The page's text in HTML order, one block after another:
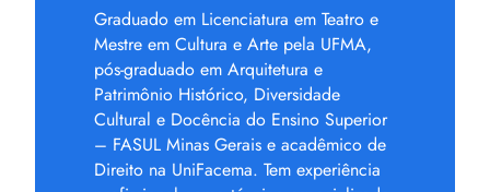
Graduado em Licenciatura em Teatro e
Mestre em Cultura e Arte pela UFMA,
pós-graduado em Arquitetura e
Patrimônio Histórico, Diversidade
Cultural e Docência do Ensino Superior
– FASUL Minas Gerais e acadêmico de
Direito na UniFacema. Tem experiência